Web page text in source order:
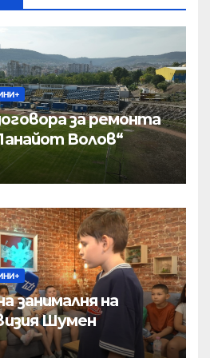
за ремонта
Волов“
занималня на
Шумен